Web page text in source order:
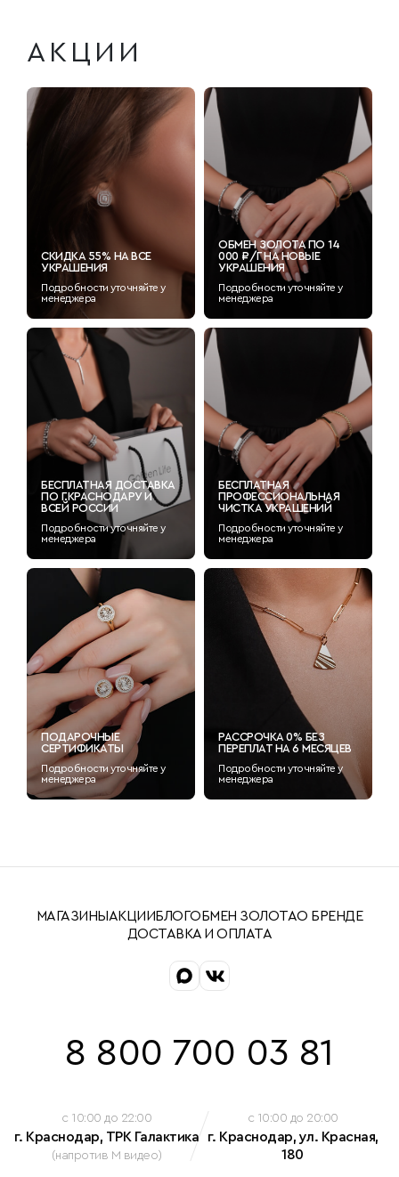
АКЦИИ
СКИДКА 55% НА ВСЕ
УКРАШЕНИЯ
Подробности уточняйте у
менеджера
ОБМЕН ЗОЛОТА ПО 14
000 ₽/Г НА НОВЫЕ
УКРАШЕНИЯ
Подробности уточняйте у
менеджера
БЕСПЛАТНАЯ ДОСТАВКА
ПО Г.КРАСНОДАРУ И
ВСЕЙ РОССИИ
Подробности уточняйте у
менеджера
БЕСПЛАТНАЯ
ПРОФЕССИОНАЛЬНАЯ
ЧИСТКА УКРАШЕНИЙ
Подробности уточняйте у
менеджера
ПОДАРОЧНЫЕ
СЕРТИФИКАТЫ
Подробности уточняйте у
менеджера
РАССРОЧКА 0% БЕЗ
ПЕРЕПЛАТ НА 6 МЕСЯЦЕВ
Подробности уточняйте у
менеджера
МАГАЗИНЫ АКЦИИБЛОГОБМЕН ЗОЛОТАО БРЕНДЕ
ДОСТАВКА И ОПЛАТА
8 800 700 03 81
c 10:00 до 22:00
г. Краснодар, ТРК Галактика
(напротив М видео)
c 10:00 до 20:00
г. Краснодар, ул. Красная,
180